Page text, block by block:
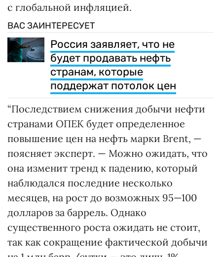
с глобальной инфляцией.
ВАС ЗАИНТЕРЕСУЕТ
Россия заявляет, что не
будет продавать нефть
странам, которые
поддержат потолок цен
“Последствием снижения добычи нефти
странами ОПЕК будет определенное
повышение цен на нефть марки Brent, —
поясняет эксперт. — Можно ожидать, что
она изменит тренд к падению, который
наблюдался последние несколько
месяцев, на рост до возможных 95—100
долларов за баррель. Однако
существенного роста ожидать не стоит,
так как сокращение фактической добычи